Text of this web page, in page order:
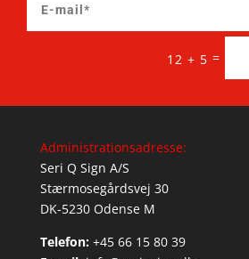
12 + 5 =
Administrationsadresse:
Seri Q Sign A/S
Stærmosegårdsvej 30
DK-5230 Odense M
Telefon: +45 66 15 80 39